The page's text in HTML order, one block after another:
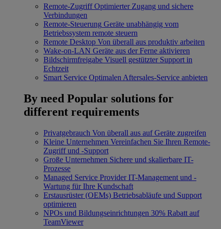
Remote-Zugriff Optimierter Zugang und sichere
Verbindungen
Remote-Steuerung Geräte unabhängig vom
Betriebssystem remote steuern
Remote Desktop Von überall aus produktiv arbeiten
Wake-on-LAN Geräte aus der Ferne aktivieren
Bildschirmfreigabe Visuell gestützter Support in
Echtzeit
Smart Service Optimalen Aftersales-Service anbieten
By need Popular solutions for
different requirements
Privatgebrauch Von überall aus auf Geräte zugreifen
Kleine Unternehmen Vereinfachen Sie Ihren Remote-
Zugriff und -Support
Große Unternehmen Sichere und skalierbare IT-
Prozesse
Managed Service Provider IT-Management und -
Wartung für Ihre Kundschaft
Erstausrüster (OEMs) Betriebsabläufe und Support
optimieren
NPOs und Bildungseinrichtungen 30% Rabatt auf
TeamViewer